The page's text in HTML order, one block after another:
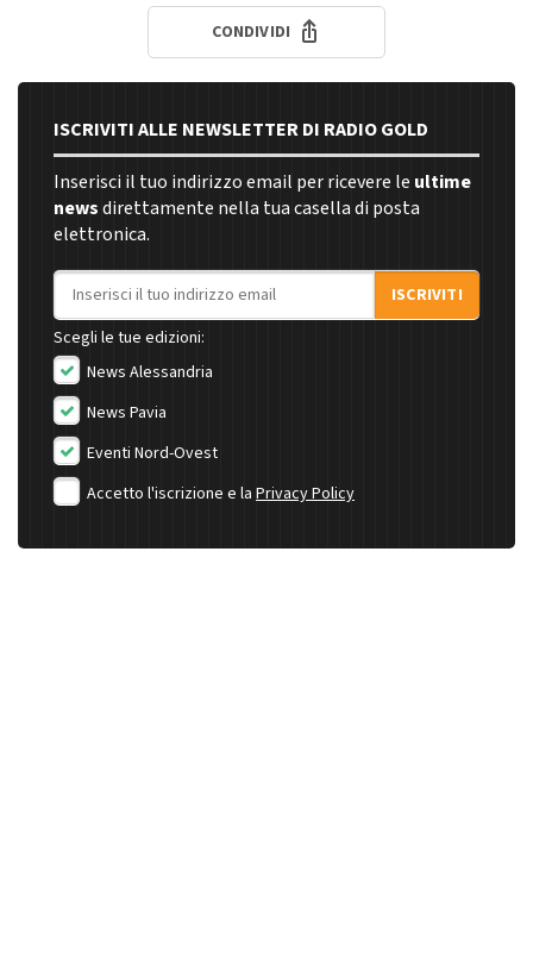
CONDIVIDI
ISCRIVITI ALLE NEWSLETTER DI RADIO GOLD
Inserisci il tuo indirizzo email per ricevere le ultime
newsdirettamente nella tua casella di posta
elettronica.
Indirizzo email
ISCRIVITI
Scegli le tue edizioni:
News Alessandria
News Pavia
Eventi Nord-Ovest
Accetto l'iscrizione e la Privacy Policy